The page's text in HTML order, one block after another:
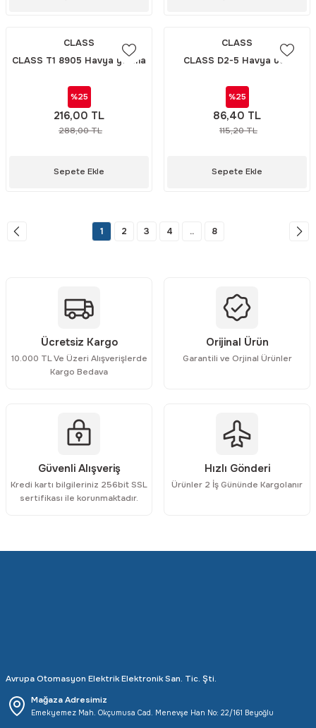
CLASS
CLASS T1 8905 Havya yakma
%25
216,00 TL
288,00 TL
Sepete Ekle
CLASS
CLASS D2-5 Havya ucu
%25
86,40 TL
115,20 TL
Sepete Ekle
1 2 3 4 .. 8
Ücretsiz Kargo
10.000 TL Ve Üzeri Alışverişlerde
Kargo Bedava
Orijinal Ürün
Garantili ve Orjinal Ürünler
Güvenli Alışveriş
Kredi kartı bilgileriniz 256bit SSL
sertifikası ile korunmaktadır.
Hızlı Gönderi
Ürünler 2 İş Gününde Kargolanır
Avrupa Otomasyon Elektrik Elektronik San. Tic. Şti.
Mağaza Adresimiz
Emekyemez Mah. Okçumusa Cad. Menevşe Han No: 22/161 Beyoğlu